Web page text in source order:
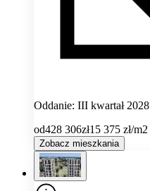
Oddanie: III kwartał 2028
od428 306zł15 375 zł/m2
Zobacz mieszkania